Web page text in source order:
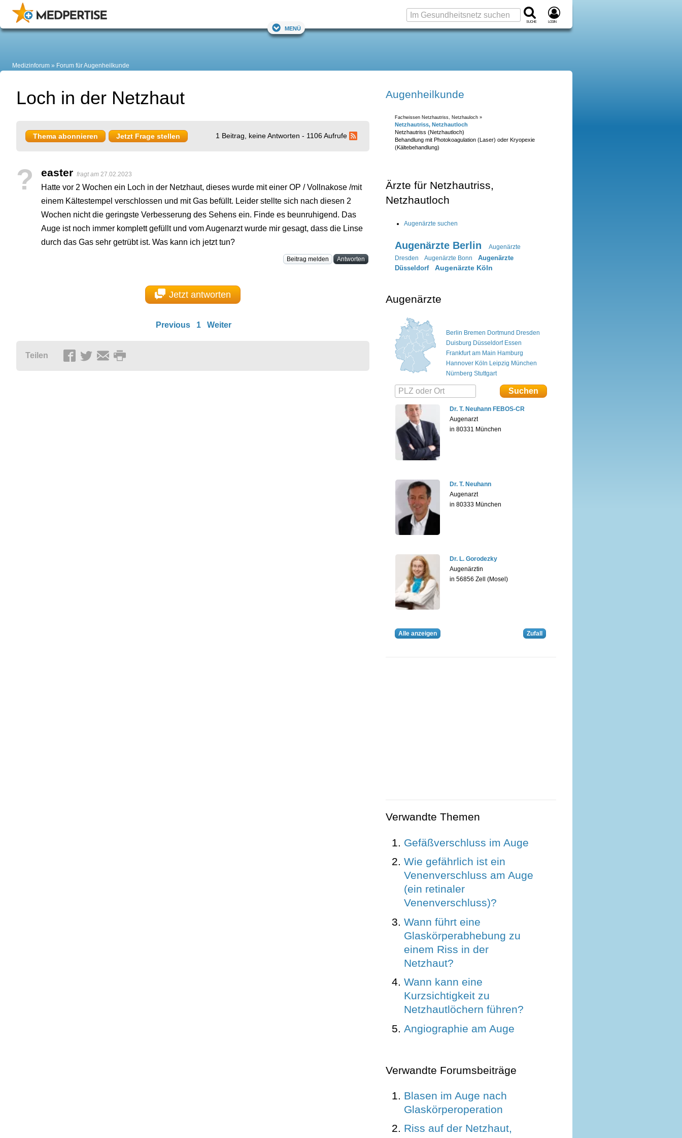
Suche Login
Menü
Medizinforum Forum für Augenheilkunde
Loch in der Netzhaut
Thema abonnieren Jetzt Frage stellen 1 Beitrag, keine Antworten - 1106 Aufrufe
? easter fragt am 27.02.2023
Hatte vor 2 Wochen ein Loch in der Netzhaut, dieses wurde mit einer OP / Vollnakose /mit
einem Kältestempel verschlossen und mit Gas befüllt. Leider stellte sich nach diesen 2
Wochen nicht die geringste Verbesserung des Sehens ein. Finde es beunruhigend. Das
Auge ist noch immer komplett gefüllt und vom Augenarzt wurde mir gesagt, dass die Linse
durch das Gas sehr getrübt ist. Was kann ich jetzt tun?
Beitrag melden Antworten
Jetzt antworten
Previous 1 Weiter
Teilen
Augenheilkunde
Fachwissen Netzhautriss, Netzhauloch »
Netzhautriss, Netzhautloch
Netzhautriss (Netzhautloch)
Behandlung mit Photokoagulation (Laser) oder Kryopexie
(Kältebehandlung)
Ärzte für Netzhautriss,
Netzhautloch
Augenärzte suchen
Augenärzte Berlin
Augenärzte
Dresden
Augenärzte Bonn
Augenärzte
Düsseldorf
Augenärzte Köln
Augenärzte
Berlin Bremen Dortmund Dresden
Duisburg Düsseldorf Essen
Frankfurt am Main Hamburg
Hannover Köln Leipzig München
Nürnberg Stuttgart
Dr. T. Neuhann FEBOS-CR
Augenarzt
in 80331 München
Dr. T. Neuhann
Augenarzt
in 80333 München
Dr. L. Gorodezky
Augenärztin
in 56856 Zell (Mosel)
Alle anzeigen Zufall
Verwandte Themen
Gefäßverschluss im Auge
Wie gefährlich ist ein
Venenverschluss am Auge
(ein retinaler
Venenverschluss)?
Wann führt eine
Glaskörperabhebung zu
einem Riss in der
Netzhaut?
Wann kann eine
Kurzsichtigkeit zu
Netzhautlöchern führen?
Angiographie am Auge
Verwandte Forumsbeiträge
Blasen im Auge nach
Glaskörperoperation
Riss auf der Netzhaut,